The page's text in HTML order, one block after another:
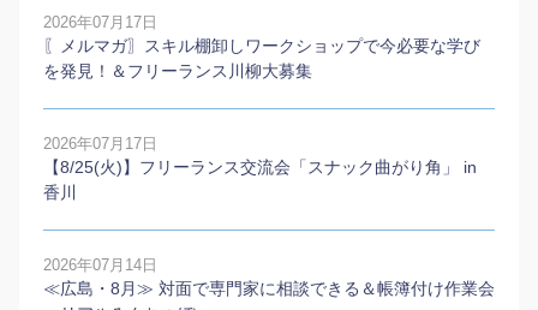
2026年07月17日
〖メルマガ〗スキル棚卸しワークショップで今必要な学び
を発見！＆フリーランス川柳大募集
2026年07月17日
【8/25(火)】フリーランス交流会「スナック曲がり角」 in
香川
2026年07月14日
≪広島・8月≫ 対面で専門家に相談できる＆帳簿付け作業会